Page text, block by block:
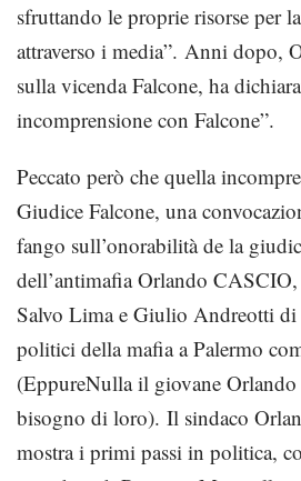
sfruttando le proprie risorse per
attraverso i media”. Anni dopo,
sulla vicenda Falcone, ha
incomprensione con Falcone”.
Peccato però che quella
Giudice Falcone, una
fango sull’onorabilità de la
dell’antimafia Orlando CASCIO,
Salvo Lima e Giulio Andreotti di
politici della mafia a Palermo
(EppureNulla il giovane
bisogno di loro). Il sindaco
mostra i primi passi in politica,